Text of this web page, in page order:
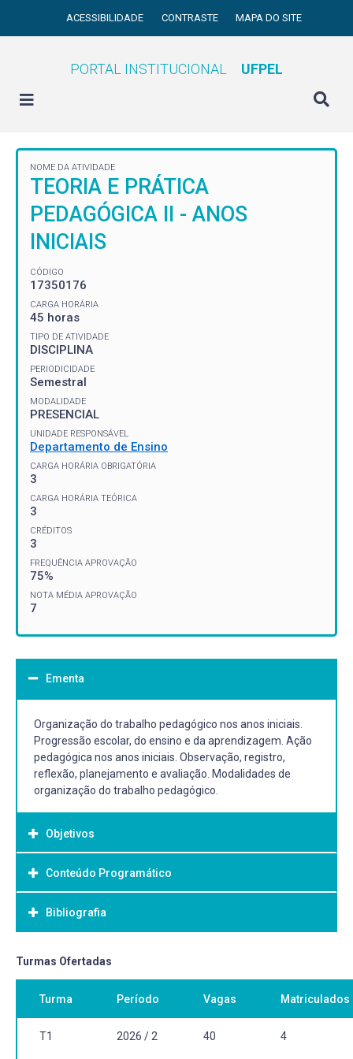
ACESSIBILIDADE CONTRASTE MAPA DO SITE
PORTAL INSTITUCIONAL UFPEL
NOME DA ATIVIDADE
TEORIA E PRÁTICA
PEDAGÓGICA II - ANOS
INICIAIS
CÓDIGO
17350176
CARGA HORÁRIA
45 horas
TIPO DE ATIVIDADE
DISCIPLINA
PERIODICIDADE
Semestral
MODALIDADE
PRESENCIAL
UNIDADE RESPONSÁVEL
Departamento de Ensino
CARGA HORÁRIA OBRIGATÓRIA
3
CARGA HORÁRIA TEÓRICA
3
CRÉDITOS
3
FREQUÊNCIA APROVAÇÃO
75%
NOTA MÉDIA APROVAÇÃO
7
Ementa
Organização do trabalho pedagógico nos anos iniciais.
Progressão escolar, do ensino e da aprendizagem. Ação
pedagógica nos anos iniciais. Observação, registro,
reflexão, planejamento e avaliação. Modalidades de
organização do trabalho pedagógico.
Objetivos
Objetivo Geral:
Estudar e refletir sobre as dimensões teórico-práticas da
organização do trabalho pedagógico nos anos iniciais do
a avaliação como documentação dos processos de
Conteúdo Programático
Bibliografia
Bibliografia Básica:
FERREIRA, Andréa T. B.; ROSA, Ester C. de S. O fazer
cotidiano na sala de aula: a organização do trabalho
pedagógico no ensino da língua materna. Belo Horizonte:
Autêntica Editora, 2012.
Turmas Ofertadas
Turma Período Vagas Matriculados
T1 2026 / 2 40 4